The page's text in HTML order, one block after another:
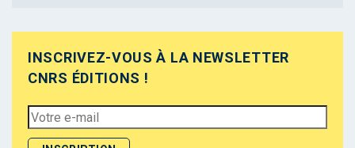
INSCRIVEZ-VOUS À LA NEWSLETTER
CNRS ÉDITIONS !